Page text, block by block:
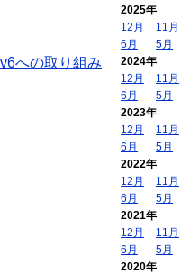
への取り組み
2025年
12月
11月
6月
5月
2024年
12月
11月
6月
5月
2023年
12月
11月
6月
5月
2022年
12月
11月
6月
5月
2021年
12月
11月
6月
5月
2020年